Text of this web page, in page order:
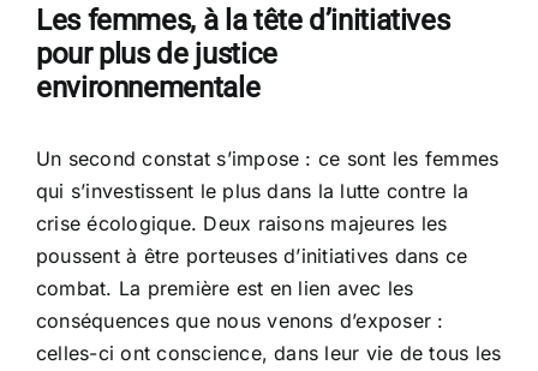
Les femmes, à la tête d’initiatives
pour plus de justice
environnementale
Un second constat s’impose : ce sont les femmes
qui s’investissent le plus dans la lutte contre la
crise écologique. Deux raisons majeures les
poussent à être porteuses d’initiatives dans ce
combat. La première est en lien avec les
conséquences que nous venons d’exposer :
celles-ci ont conscience, dans leur vie de tous les